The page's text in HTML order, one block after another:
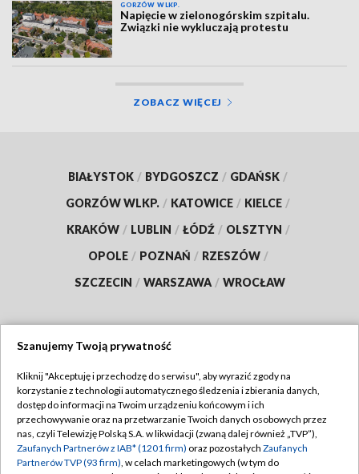
GORZÓW WLKP.
Napięcie w zielonogórskim szpitalu.
Związki nie wykluczają protestu
ZOBACZ WIĘCEJ
BIAŁYSTOK / BYDGOSZCZ / GDAŃSK /
GORZÓW WLKP. / KATOWICE / KIELCE /
KRAKÓW / LUBLIN / ŁÓDŹ / OLSZTYN /
OPOLE / POZNAŃ / RZESZÓW /
SZCZECIN / WARSZAWA / WROCŁAW
TVP
Abonament TVP
Emisja w TVP
Regulamin TVP
Polityka prywatności
Szanujemy Twoją prywatność
Kliknij "Akceptuję i przechodzę do serwisu", aby wyrazić zgody na
korzystanie z technologii automatycznego śledzenia i zbierania danych,
dostęp do informacji na Twoim urządzeniu końcowym i ich
przechowywanie oraz na przetwarzanie Twoich danych osobowych przez
nas, czyli Telewizję Polską S.A. w likwidacji (zwaną dalej również „TVP”),
Zaufanych Partnerów z IAB* (1201 firm) oraz pozostałych Zaufanych
Partnerów TVP (93 firm), w celach marketingowych (w tym do